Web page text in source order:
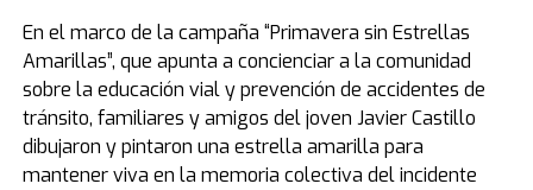
En el marco de la campaña “Primavera sin Estrellas
Amarillas”, que apunta a concienciar a la comunidad
sobre la educación vial y prevención de accidentes de
tránsito, familiares y amigos del joven Javier Castillo
dibujaron y pintaron una estrella amarilla para
mantener viva en la memoria colectiva del incidente